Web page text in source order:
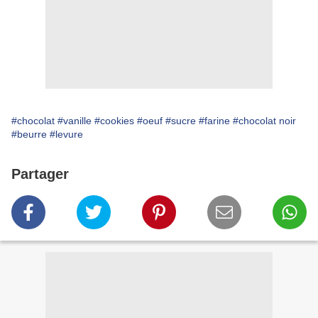
#chocolat #vanille #cookies #oeuf #sucre #farine #chocolat noir
#beurre #levure
Partager